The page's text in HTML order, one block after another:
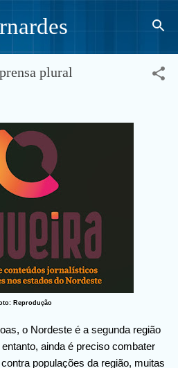
o conteúdo principal
plural
Reprodução
o Nordeste é a segunda região
ainda é preciso combater
populações da região, muitas